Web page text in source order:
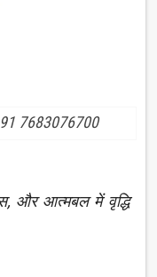
7683076700
और आत्मबल में वृद्धि